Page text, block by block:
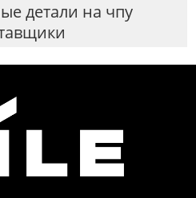
детали на чпу